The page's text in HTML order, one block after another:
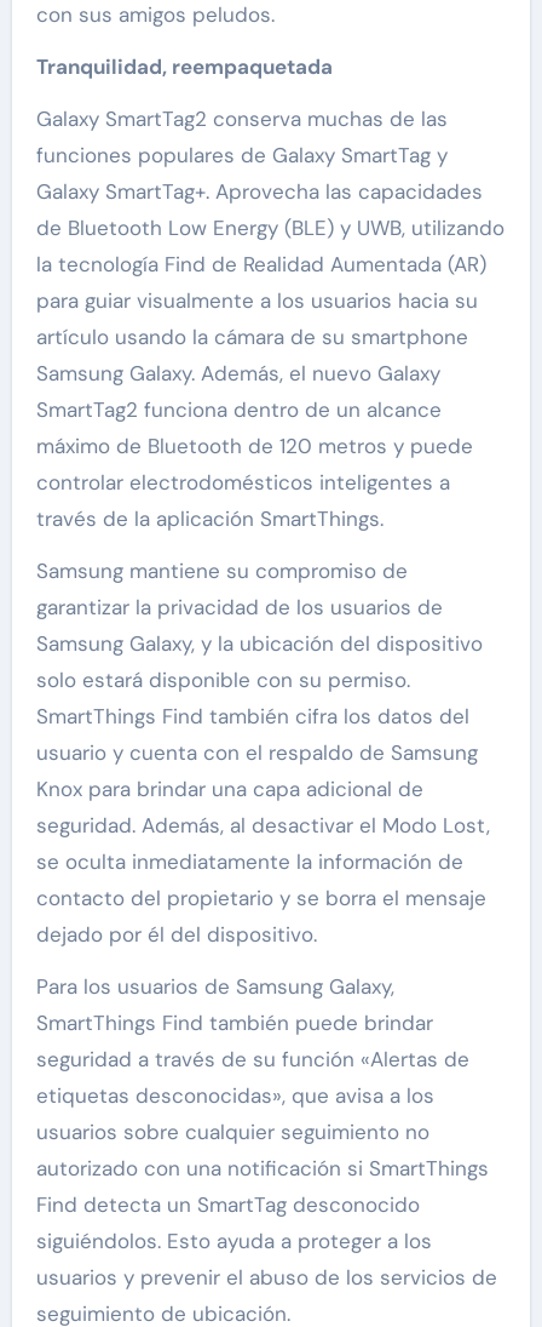
con sus amigos peludos.
Tranquilidad, reempaquetada
Galaxy SmartTag2 conserva muchas de las
funciones populares de Galaxy SmartTag y
Galaxy SmartTag+. Aprovecha las capacidades
de Bluetooth Low Energy (BLE) y UWB, utilizando
la tecnología Find de Realidad Aumentada (AR)
para guiar visualmente a los usuarios hacia su
artículo usando la cámara de su smartphone
Samsung Galaxy. Además, el nuevo Galaxy
SmartTag2 funciona dentro de un alcance
máximo de Bluetooth de 120 metros y puede
controlar electrodomésticos inteligentes a
través de la aplicación SmartThings.
Samsung mantiene su compromiso de
garantizar la privacidad de los usuarios de
Samsung Galaxy, y la ubicación del dispositivo
solo estará disponible con su permiso.
SmartThings Find también cifra los datos del
usuario y cuenta con el respaldo de Samsung
Knox para brindar una capa adicional de
seguridad. Además, al desactivar el Modo Lost,
se oculta inmediatamente la información de
contacto del propietario y se borra el mensaje
dejado por él del dispositivo.
Para los usuarios de Samsung Galaxy,
SmartThings Find también puede brindar
seguridad a través de su función «Alertas de
etiquetas desconocidas», que avisa a los
usuarios sobre cualquier seguimiento no
autorizado con una notificación si SmartThings
Find detecta un SmartTag desconocido
siguiéndolos. Esto ayuda a proteger a los
usuarios y prevenir el abuso de los servicios de
seguimiento de ubicación.